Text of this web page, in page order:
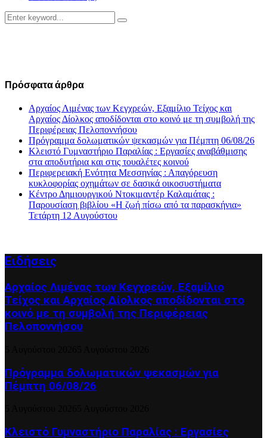
Search
for:
Search
Πρόσφατα άρθρα
Αρχαίος Λιμένας των Κεγχρεών, Εξαμίλιο Τείχος και
Aρχαίος Δίολκος αποδίδονται στο κοινό με τη συμβολή της
Περιφέρειας Πελοποννήσου
Πρόγραμμα δολωματικών ψεκασμών για Πέμπτη 06/08/26
Κλειστό Γυμναστήριο Παραλίας : Εργασίες αναβάθμισης
στα αποδυτήρια και στις τουαλέτες κοινού
Περιφερειακή Ενότητα Μεσσηνίας : Απαγόρευση
κυκλοφορίας οχημάτων σε δασικά οικοσυστήματα
Κέντρο Δημιουργικού Ντοκιμαντέρ Καλαμάτας :
Παρουσίαση βιβλίου «Η ζωή πίσω από τα παρασκήνια»
Τετάρτη 12 Αυγούστου
Ειδήσεις
Αρχαίος Λιμένας των Κεγχρεών, Εξαμίλιο
Τείχος και Aρχαίος Δίολκος αποδίδονται στο
κοινό με τη συμβολή της Περιφέρειας
Πελοποννήσου
Πρόγραμμα δολωματικών ψεκασμών για
Πέμπτη 06/08/26
Κλειστό Γυμναστήριο Παραλίας : Εργασίες